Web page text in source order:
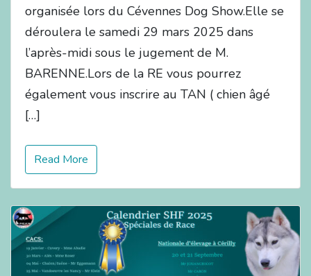
organisée lors du Cévennes Dog Show.Elle se
déroulera le samedi 29 mars 2025 dans
l’après-midi sous le jugement de M.
BARENNE.Lors de la RE vous pourrez
également vous inscrire au TAN ( chien âgé
[…]
Read More